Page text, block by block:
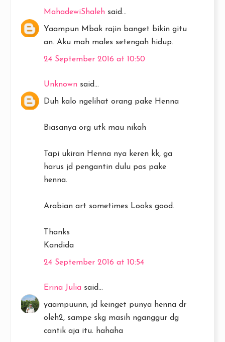
MahadewiShaleh said...
Yaampun Mbak rajin banget bikin gitu
an. Aku mah males setengah hidup.
24 September 2016 at 10:50
Unknown said...
Duh kalo ngelihat orang pake Henna
Biasanya org utk mau nikah
Tapi ukiran Henna nya keren kk, ga
harus jd pengantin dulu pas pake
henna.
Arabian art sometimes Looks good.
Thanks
Kandida
24 September 2016 at 10:54
Erina Julia said...
yaampuunn, jd keinget punya henna dr
oleh2, sampe skg masih nganggur dg
cantik aja itu. hahaha